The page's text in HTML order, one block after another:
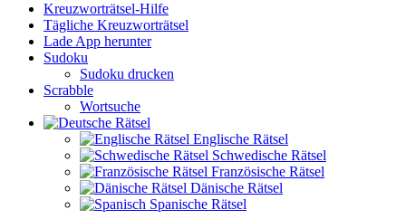
Kreuzworträtsel-Hilfe
Tägliche Kreuzworträtsel
Lade App herunter
Sudoku
Sudoku drucken
Scrabble
Wortsuche
Englische Rätsel
Schwedische Rätsel
Französische Rätsel
Dänische Rätsel
Spanische Rätsel